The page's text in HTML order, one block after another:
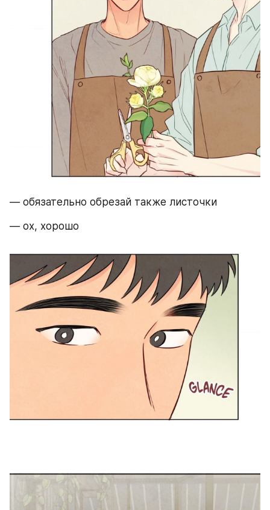
— обязательно обрезай также листочки
— ох, хорошо